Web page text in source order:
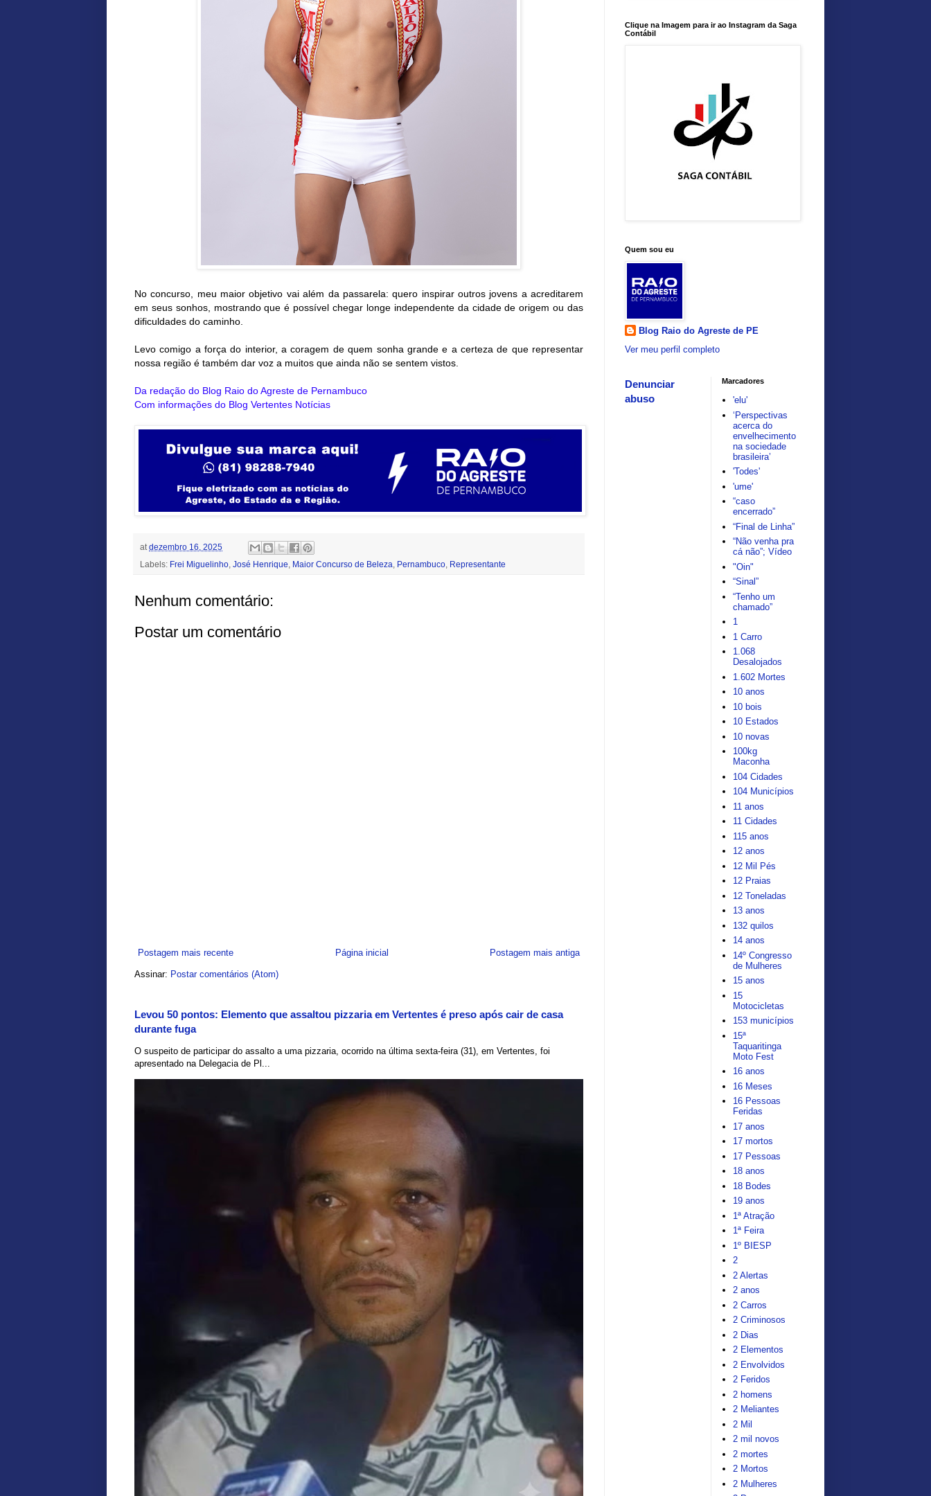
No concurso, meu maior objetivo vai além da passarela: quero inspirar outros jovens a acreditarem
em seus sonhos, mostrando que é possível chegar longe independente da cidade de origem ou das
dificuldades do caminho.
Levo comigo a força do interior, a coragem de quem sonha grande e a certeza de que representar
nossa região é também dar voz a muitos que ainda não se sentem vistos.
Da redação do Blog Raio do Agreste de Pernambuco
Com informações do Blog Vertentes Notícias
at dezembro 16, 2025
Labels: Frei Miguelinho José Henrique Maior Concurso de Beleza Pernambuco Representante
Nenhum comentário:
Postar um comentário
Postagem mais recente Postagem mais antiga
Página inicial
Assinar: Postar comentários (Atom)
Levou 50 pontos: Elemento que assaltou pizzaria em Vertentes é preso após cair de casa
durante fuga
O suspeito de participar do assalto a uma pizzaria, ocorrido na última sexta-feira (31), em Vertentes, foi
apresentado na Delegacia de Pl...
Clique na Imagem para ir ao Instagram da Saga
Contábil
Quem sou eu
Blog Raio do Agreste de PE
Ver meu perfil completo
Denunciar
abuso
Marcadores
'elu'
‘Perspectivas
acerca do
envelhecimento
na sociedade
brasileira’
'Todes'
'ume'
“caso
encerrado”
“Final de Linha”
“Não venha pra
cá não”; Vídeo
"Oin"
“Sinal”
“Tenho um
chamado”
1
1 Carro
1.068
Desalojados
1.602 Mortes
10 anos
10 bois
10 Estados
10 novas
100kg
Maconha
104 Cidades
104 Municípios
11 anos
11 Cidades
115 anos
12 anos
12 Mil Pés
12 Praias
12 Toneladas
13 anos
132 quilos
14 anos
14º Congresso
de Mulheres
15 anos
15
Motocicletas
153 municípios
15ª
Taquaritinga
Moto Fest
16 anos
16 Meses
16 Pessoas
Feridas
17 anos
17 mortos
17 Pessoas
18 anos
18 Bodes
19 anos
1ª Atração
1ª Feira
1º BIESP
2
2 Alertas
2 anos
2 Carros
2 Criminosos
2 Dias
2 Elementos
2 Envolvidos
2 Feridos
2 homens
2 Meliantes
2 Mil
2 mil novos
2 mortes
2 Mortos
2 Mulheres